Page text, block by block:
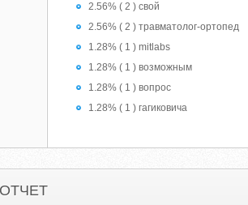
2.56% ( 2 ) свой
2.56% ( 2 ) травматолог-ортопед
1.28% ( 1 ) mitlabs
1.28% ( 1 ) возможным
1.28% ( 1 ) вопрос
1.28% ( 1 ) гагиковича